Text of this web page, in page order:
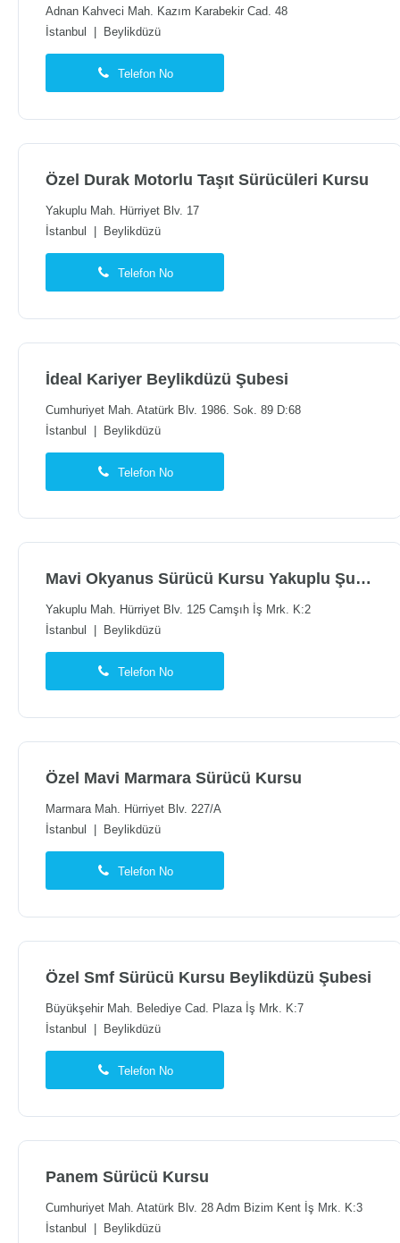
Adnan Kahveci Mah. Kazım Karabekir Cad. 48
İstanbul
Beylikdüzü
Telefon No
Özel Durak Motorlu Taşıt Sürücüleri Kursu
Yakuplu Mah. Hürriyet Blv. 17
İstanbul
Beylikdüzü
Telefon No
İdeal Kariyer Beylikdüzü Şubesi
Cumhuriyet Mah. Atatürk Blv. 1986. Sok. 89 D:68
İstanbul
Beylikdüzü
Telefon No
Mavi Okyanus Sürücü Kursu Yakuplu Şubesi
Yakuplu Mah. Hürriyet Blv. 125 Camşıh İş Mrk. K:2
İstanbul
Beylikdüzü
Telefon No
Özel Mavi Marmara Sürücü Kursu
Marmara Mah. Hürriyet Blv. 227/A
İstanbul
Beylikdüzü
Telefon No
Özel Smf Sürücü Kursu Beylikdüzü Şubesi
Büyükşehir Mah. Belediye Cad. Plaza İş Mrk. K:7
İstanbul
Beylikdüzü
Telefon No
Panem Sürücü Kursu
Cumhuriyet Mah. Atatürk Blv. 28 Adm Bizim Kent İş Mrk. K:3
İstanbul
Beylikdüzü